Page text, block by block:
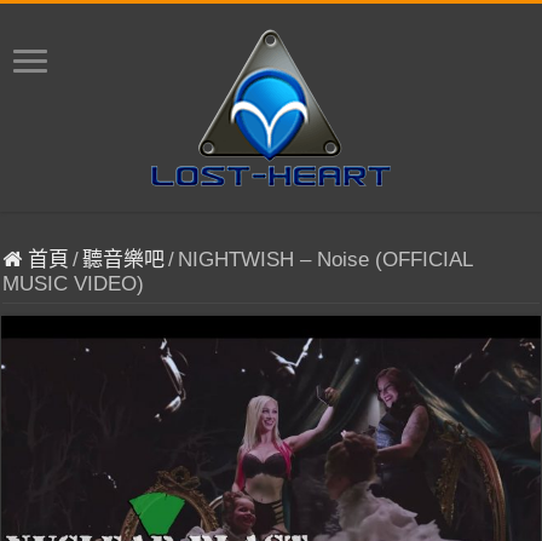
首頁 /聽音樂吧/ NIGHTWISH – Noise (OFFICIAL
MUSIC VIDEO)